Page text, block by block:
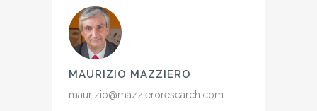
MAURIZIO MAZZIERO
maurizio@mazzieroresearch.com